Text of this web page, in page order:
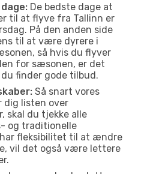
De bedste dage at
til at flyve fra Tallinn er
På den anden side
til at være dyrere i
så hvis du flyver
for sæsonen, er det
finder gode tilbud.
Så snart vores
dig listen over
skal du tjekke alle
og traditionelle
har fleksibilitet til at ændre
vil det også være lettere